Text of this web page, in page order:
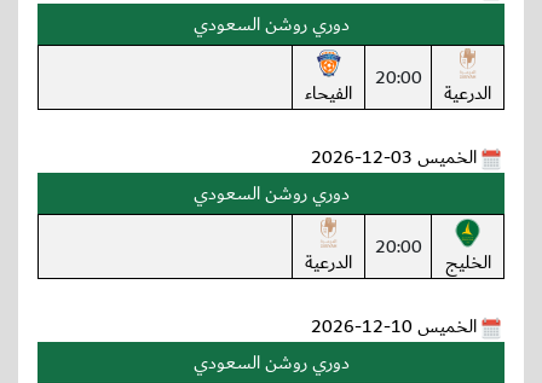
دوري روشن السعودي
الدرعية 20:00 الفيحاء
الخميس 03-12-2026
دوري روشن السعودي
الخليج 20:00 الدرعية
الخميس 10-12-2026
دوري روشن السعودي